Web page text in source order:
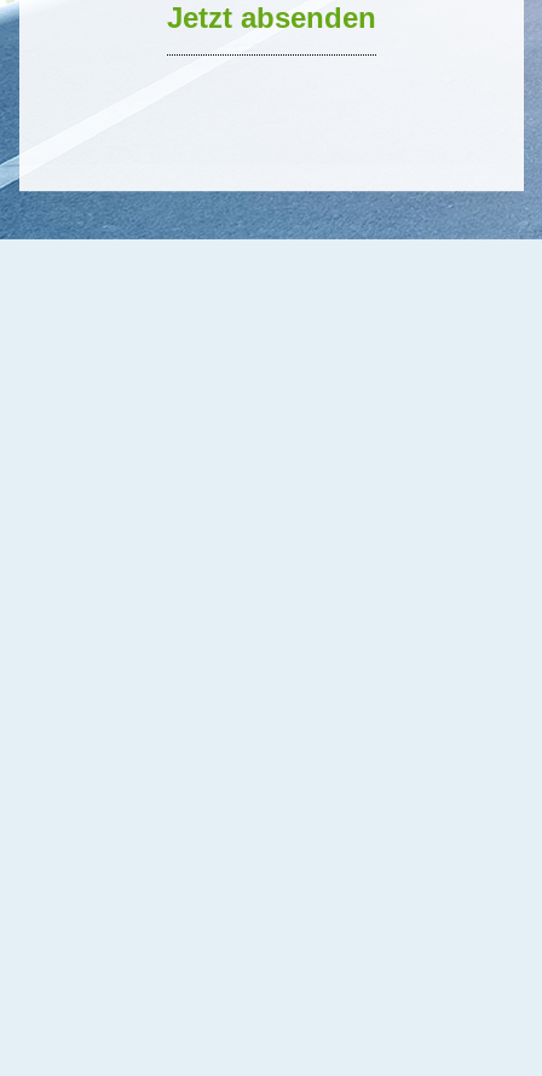
Jetzt absenden